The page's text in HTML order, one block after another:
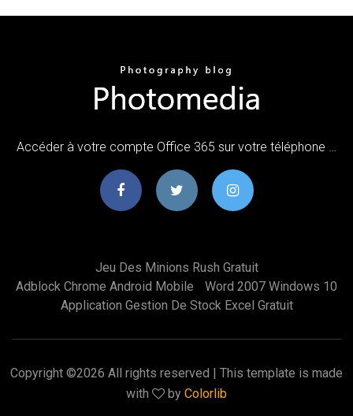
Accéder à votre compte Office 365 sur votre téléphone …
Jeu Des Minions Rush Gratuit
Adblock Chrome Android Mobile
Word 2007 Windows 10
Application Gestion De Stock Excel Gratuit
Copyright ©2026 All rights reserved | This template is made
with
by Colorlib